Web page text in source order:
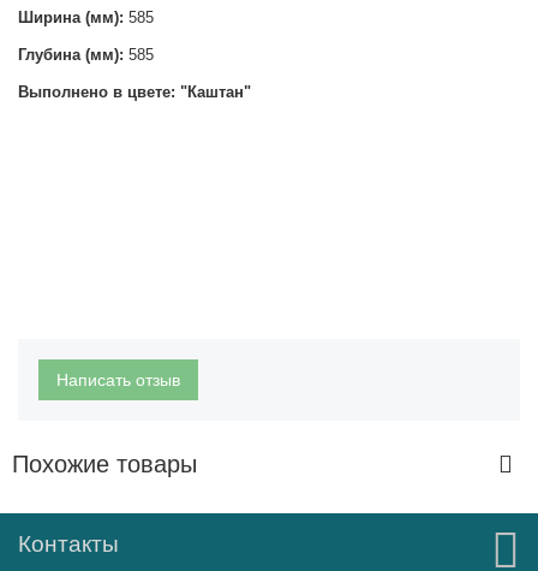
Ширина (мм): 585
Глубина (мм): 585
Выполнено в цвете: "Каштан"
Написать отзыв
Похожие товары
Контакты